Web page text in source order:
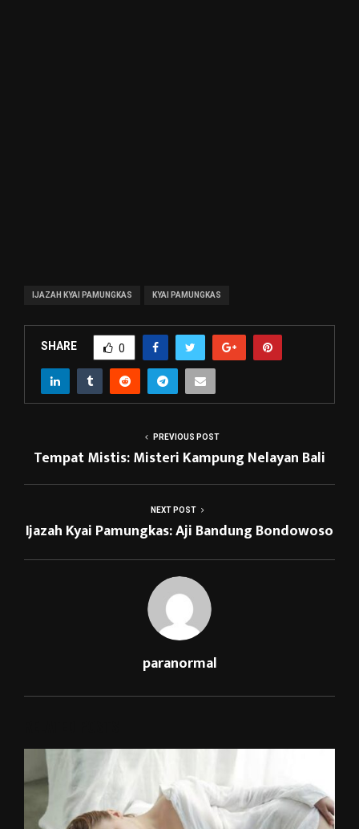
IJAZAH KYAI PAMUNGKAS KYAI PAMUNGKAS
SHARE 0
PREVIOUS POST
Tempat Mistis: Misteri Kampung Nelayan Bali
NEXT POST
Ijazah Kyai Pamungkas: Aji Bandung Bondowoso
paranormal